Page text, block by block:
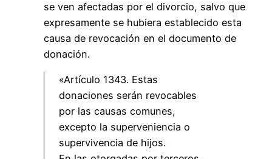
se ven afectadas por el divorcio, salvo que
expresamente se hubiera establecido esta
causa de revocación en el documento de
donación.
«Artículo 1343. Estas
donaciones serán revocables
por las causas comunes,
excepto la superveniencia o
supervivencia de hijos.